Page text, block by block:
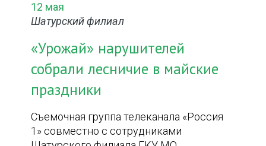
12 мая
Шатурский филиал
«Урожай» нарушителей
собрали лесничие в майские
праздники
Съемочная группа телеканала «Россия
1» совместно с сотрудниками